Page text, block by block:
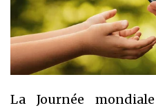
La Journée